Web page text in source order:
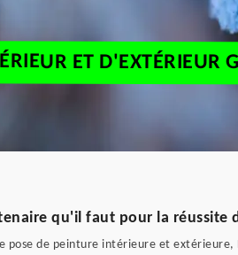
ET D'EXTÉRIEUR
qu'il faut pour la
pose de peinture intérieure et